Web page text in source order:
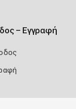
– Εγγραφή